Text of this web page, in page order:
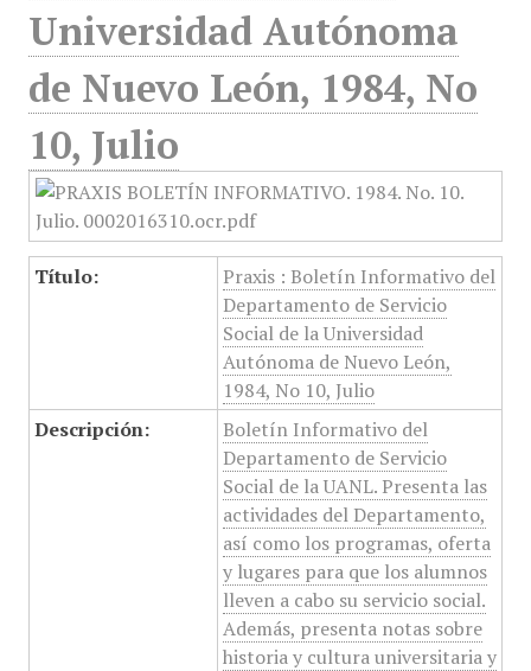
Universidad Autónoma
de Nuevo León, 1984, No
10, Julio
Título:
Praxis : Boletín Informativo del
Departamento de Servicio
Social de la Universidad
Autónoma de Nuevo León,
1984, No 10, Julio
Descripción:
Boletín Informativo del
Departamento de Servicio
Social de la UANL. Presenta las
actividades del Departamento,
así como los programas, oferta
y lugares para que los alumnos
lleven a cabo su servicio social.
Además, presenta notas sobre
historia y cultura universitaria y